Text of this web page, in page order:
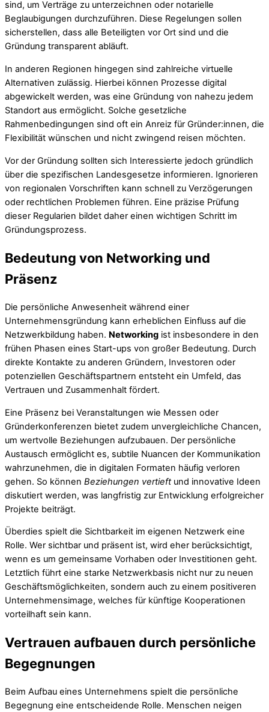
sind, um Verträge zu unterzeichnen oder notarielle
Beglaubigungen durchzuführen. Diese Regelungen sollen
sicherstellen, dass alle Beteiligten vor Ort sind und die
Gründung transparent abläuft.
In anderen Regionen hingegen sind zahlreiche virtuelle
Alternativen zulässig. Hierbei können Prozesse digital
abgewickelt werden, was eine Gründung von nahezu jedem
Standort aus ermöglicht. Solche gesetzliche
Rahmenbedingungen sind oft ein Anreiz für Gründer:innen, die
Flexibilität wünschen und nicht zwingend reisen möchten.
Vor der Gründung sollten sich Interessierte jedoch gründlich
über die spezifischen Landesgesetze informieren. Ignorieren
von regionalen Vorschriften kann schnell zu Verzögerungen
oder rechtlichen Problemen führen. Eine präzise Prüfung
dieser Regularien bildet daher einen wichtigen Schritt im
Gründungsprozess.
Bedeutung von Networking und
Präsenz
Die persönliche Anwesenheit während einer
Unternehmensgründung kann erheblichen Einfluss auf die
Netzwerkbildung haben. Networking ist insbesondere in den
frühen Phasen eines Start-ups von großer Bedeutung. Durch
direkte Kontakte zu anderen Gründern, Investoren oder
potenziellen Geschäftspartnern entsteht ein Umfeld, das
Vertrauen und Zusammenhalt fördert.
Eine Präsenz bei Veranstaltungen wie Messen oder
Gründerkonferenzen bietet zudem unvergleichliche Chancen,
um wertvolle Beziehungen aufzubauen. Der persönliche
Austausch ermöglicht es, subtile Nuancen der Kommunikation
wahrzunehmen, die in digitalen Formaten häufig verloren
gehen. So können Beziehungen vertieftund innovative Ideen
diskutiert werden, was langfristig zur Entwicklung erfolgreicher
Projekte beiträgt.
Überdies spielt die Sichtbarkeit im eigenen Netzwerk eine
Rolle. Wer sichtbar und präsent ist, wird eher berücksichtigt,
wenn es um gemeinsame Vorhaben oder Investitionen geht.
Letztlich führt eine starke Netzwerkbasis nicht nur zu neuen
Geschäftsmöglichkeiten, sondern auch zu einem positiveren
Unternehmensimage, welches für künftige Kooperationen
vorteilhaft sein kann.
Vertrauen aufbauen durch persönliche
Begegnungen
Beim Aufbau eines Unternehmens spielt die persönliche
Begegnung eine entscheidende Rolle. Menschen neigen